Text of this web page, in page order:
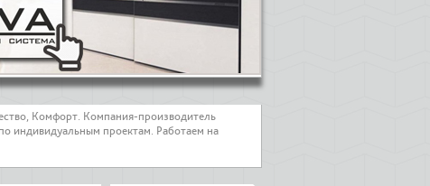
Комфорт. Компания-производитель
индивидуальным проектам. Работаем на